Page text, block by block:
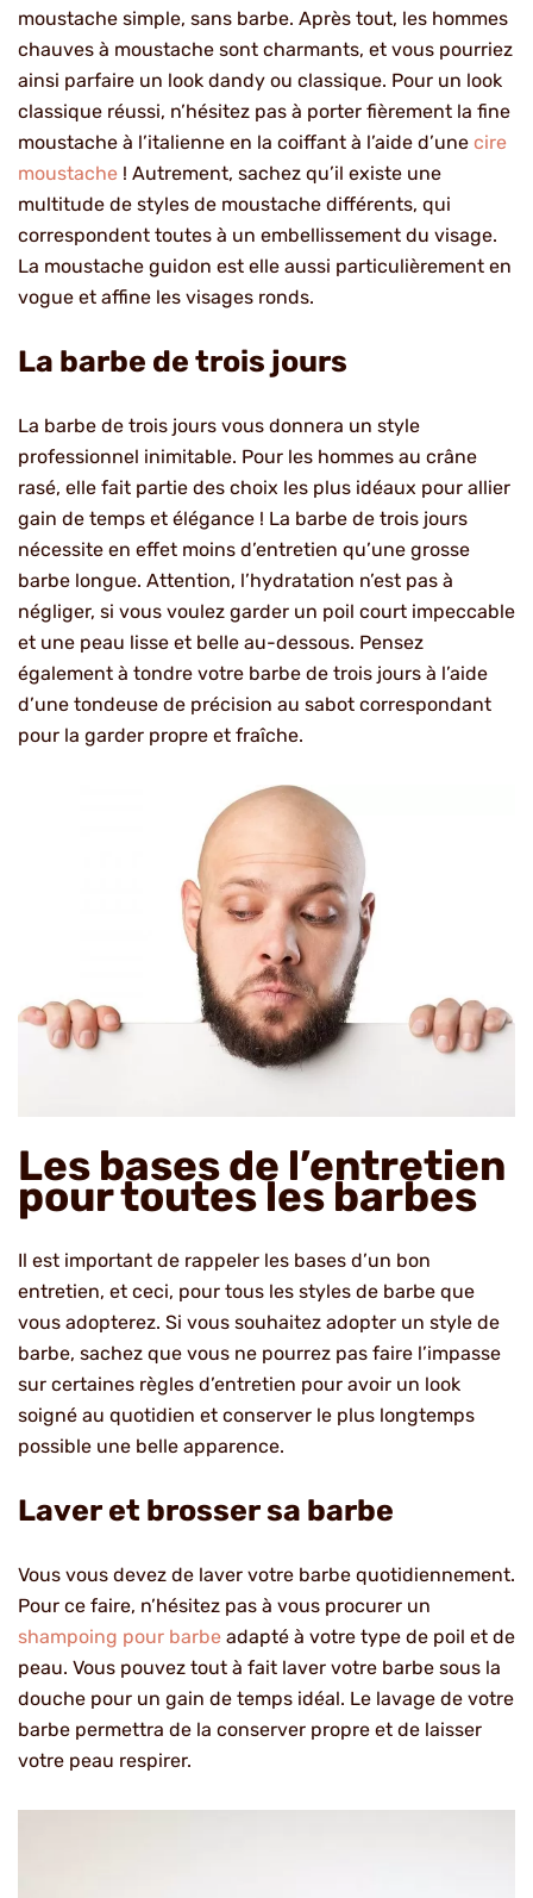
moustache simple, sans barbe. Après tout, les hommes
chauves à moustache sont charmants, et vous pourriez
ainsi parfaire un look dandy ou classique. Pour un look
classique réussi, n’hésitez pas à porter fièrement la fine
moustache à l’italienne en la coiffant à l’aide d’une cire
moustache ! Autrement, sachez qu’il existe une
multitude de styles de moustache différents, qui
correspondent toutes à un embellissement du visage.
La moustache guidon est elle aussi particulièrement en
vogue et affine les visages ronds.
La barbe de trois jours
La barbe de trois jours vous donnera un style
professionnel inimitable. Pour les hommes au crâne
rasé, elle fait partie des choix les plus idéaux pour allier
gain de temps et élégance ! La barbe de trois jours
nécessite en effet moins d’entretien qu’une grosse
barbe longue. Attention, l’hydratation n’est pas à
négliger, si vous voulez garder un poil court impeccable
et une peau lisse et belle au-dessous. Pensez
également à tondre votre barbe de trois jours à l’aide
d’une tondeuse de précision au sabot correspondant
pour la garder propre et fraîche.
Les bases de l’entretien
pour toutes les barbes
Il est important de rappeler les bases d’un bon
entretien, et ceci, pour tous les styles de barbe que
vous adopterez. Si vous souhaitez adopter un style de
barbe, sachez que vous ne pourrez pas faire l’impasse
sur certaines règles d’entretien pour avoir un look
soigné au quotidien et conserver le plus longtemps
possible une belle apparence.
Laver et brosser sa barbe
Vous vous devez de laver votre barbe quotidiennement.
Pour ce faire, n’hésitez pas à vous procurer un
shampoing pour barbe adapté à votre type de poil et de
peau. Vous pouvez tout à fait laver votre barbe sous la
douche pour un gain de temps idéal. Le lavage de votre
barbe permettra de la conserver propre et de laisser
votre peau respirer.